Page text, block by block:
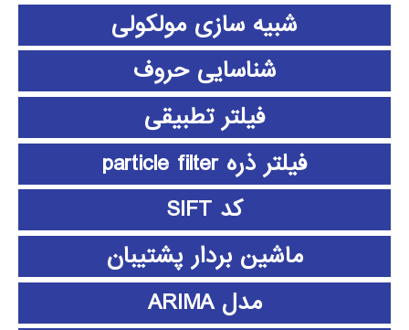
شبیه سازی مولکولی
شناسایی حروف
فیلتر تطبیقی
فیلتر ذره particle filter
کد SIFT
ماشین بردار پشتیبان
مدل ARIMA